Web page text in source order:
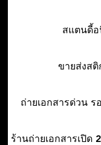
สแตนดี้อ
ขายส่งสติ
ถ่ายเอกสารด่วน ร
ร้านถ่ายเอกสารเปิด